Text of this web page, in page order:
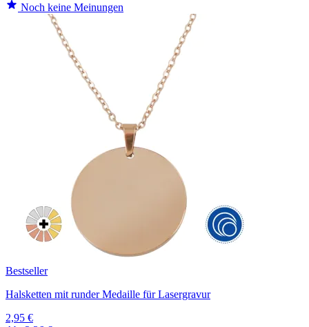
Noch keine Meinungen
Bestseller
Halsketten mit runder Medaille für Lasergravur
2,95 €